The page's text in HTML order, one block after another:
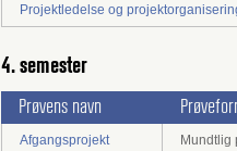
Projektledelse og
4. semester
Prøvens navn
Afgangsprojekt Mundtlig